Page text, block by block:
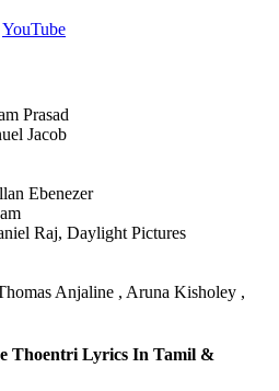
YouTube
Prasad
Jacob
Ebenezer
Raj, Daylight Pictures
Anjaline , Aruna Kisholey ,
Thoentri Lyrics In Tamil &